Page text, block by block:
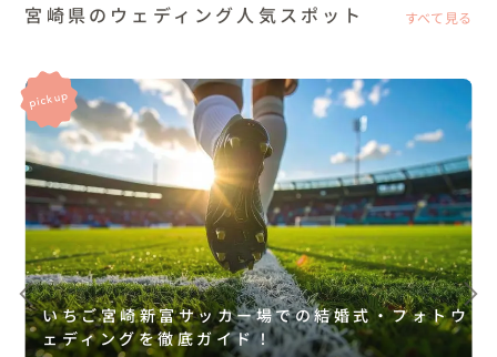
宮崎県のウェディング人気スポット すべて見る
いちご宮崎新富サッカー場での結婚式・フォトウ
ェディングを徹底ガイド！